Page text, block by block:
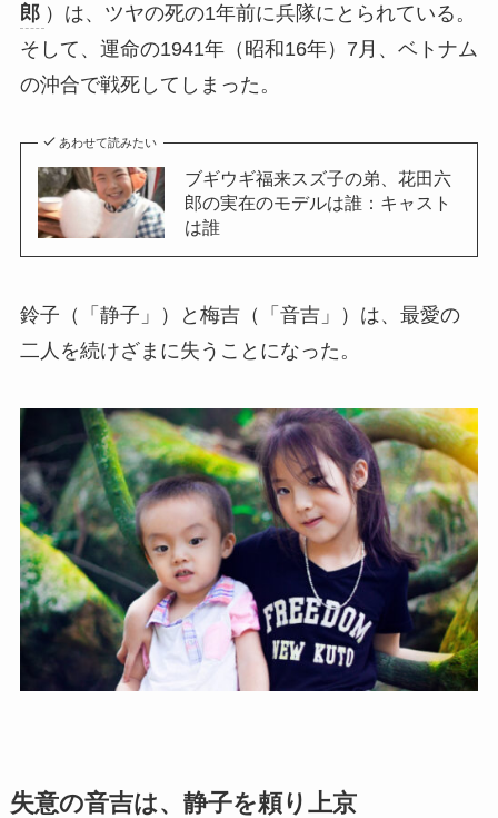
郎 ）は、ツヤの死の1年前に兵隊にとられている。
そして、運命の1941年（昭和16年）7月、ベトナム
の沖合で戦死してしまった。
あわせて読みたい
ブギウギ福来スズ子の弟、花田六
郎の実在のモデルは誰：キャスト
は誰
鈴子（「静子」）と梅吉（「音吉」）は、最愛の
二人を続けざまに失うことになった。
失意の音吉は、静子を頼り上京